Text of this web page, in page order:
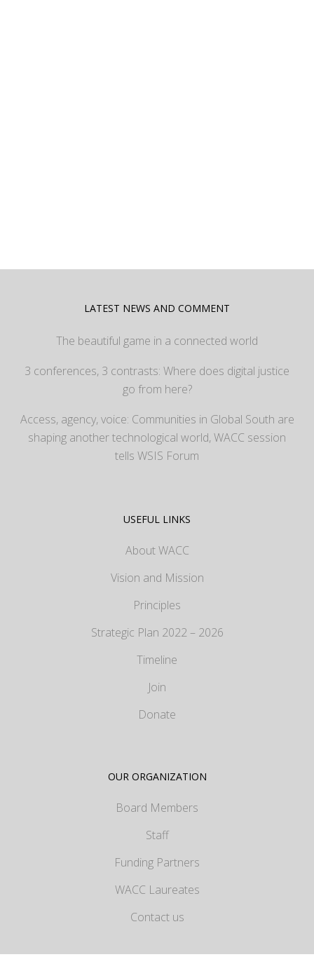
LATEST NEWS AND COMMENT
The beautiful game in a connected world
3 conferences, 3 contrasts: Where does digital justice
go from here?
Access, agency, voice: Communities in Global South are
shaping another technological world, WACC session
tells WSIS Forum
USEFUL LINKS
About WACC
Vision and Mission
Principles
Strategic Plan 2022 – 2026
Timeline
Join
Donate
OUR ORGANIZATION
Board Members
Staff
Funding Partners
WACC Laureates
Contact us